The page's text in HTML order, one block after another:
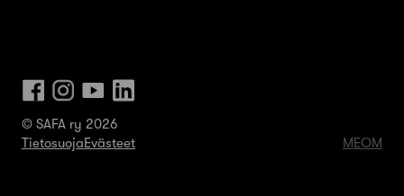
© SAFA ry 2026
TietosuojaEvästeet MEOM